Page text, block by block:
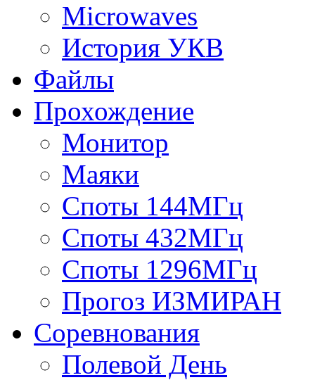
Microwaves
История УКВ
Файлы
Прохождение
Монитор
Маяки
Споты 144МГц
Споты 432МГц
Споты 1296МГц
Прогоз ИЗМИРАН
Соревнования
Полевой День